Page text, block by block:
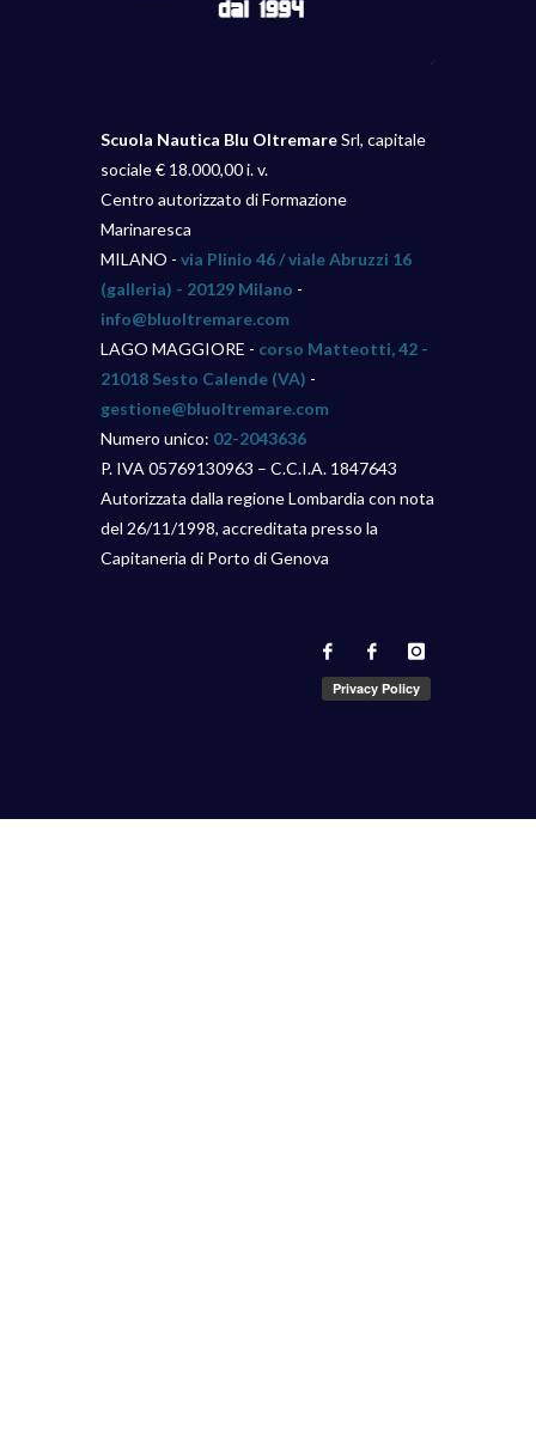
Scuola Nautica Blu OltremareSrl, capitale
sociale € 18.000,00 i. v.
Centro autorizzato di Formazione
Marinaresca
MILANO - via Plinio 46 / viale Abruzzi 16
(galleria) - 20129 Milano -
info@bluoltremare.com
LAGO MAGGIORE - corso Matteotti, 42 -
21018 Sesto Calende (VA) -
gestione@bluoltremare.com
Numero unico: 02-2043636
P. IVA 05769130963 – C.C.I.A. 1847643
Autorizzata dalla regione Lombardia con nota
del 26/11/1998, accreditata presso la
Capitaneria di Porto di Genova